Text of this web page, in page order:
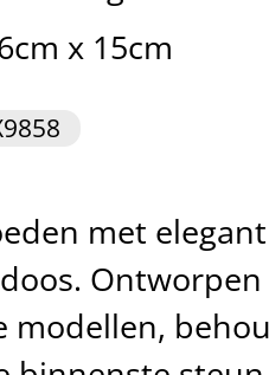
x 15cm
met
modellen,